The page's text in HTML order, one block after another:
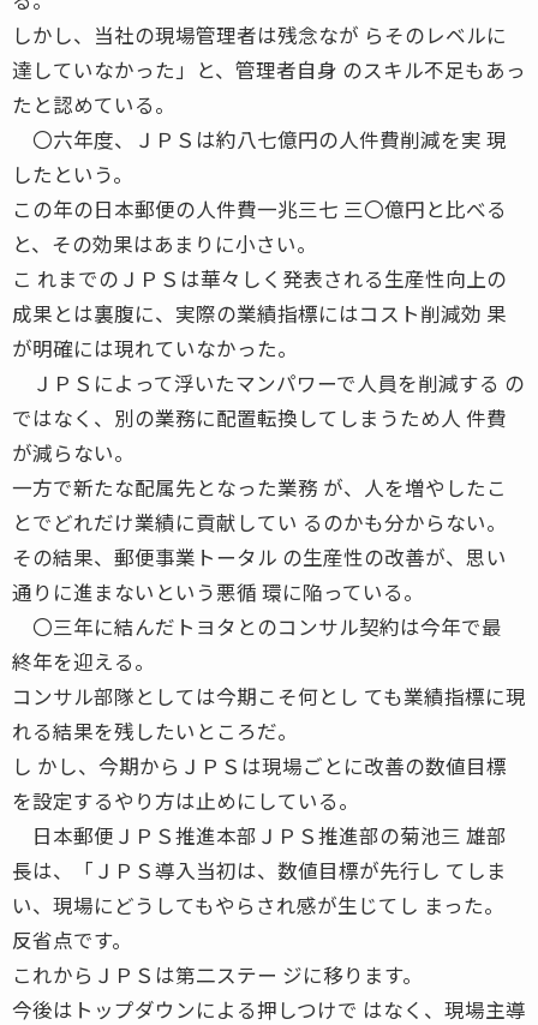
しかし、当社の現場管理者は残念なが らそのレベルに
達していなかった」と、管理者自身 のスキル不足もあっ
たと認めている。
〇六年度、ＪＰＳは約八七億円の人件費削減を実 現
したという。
この年の日本郵便の人件費一兆三七 三〇億円と比べる
と、その効果はあまりに小さい。
こ れまでのＪＰＳは華々しく発表される生産性向上の
成果とは裏腹に、実際の業績指標にはコスト削減効 果
が明確には現れていなかった。
ＪＰＳによって浮いたマンパワーで人員を削減する の
ではなく、別の業務に配置転換してしまうため人 件費
が減らない。
一方で新たな配属先となった業務 が、人を増やしたこ
とでどれだけ業績に貢献してい るのかも分からない。
その結果、郵便事業トータル の生産性の改善が、思い
通りに進まないという悪循 環に陥っている。
〇三年に結んだトヨタとのコンサル契約は今年で最
終年を迎える。
コンサル部隊としては今期こそ何とし ても業績指標に現
れる結果を残したいところだ。
し かし、今期からＪＰＳは現場ごとに改善の数値目標
を設定するやり方は止めにしている。
日本郵便ＪＰＳ推進本部ＪＰＳ推進部の菊池三 雄部
長は、「ＪＰＳ導入当初は、数値目標が先行し てしま
い、現場にどうしてもやらされ感が生じてし まった。
反省点です。
これからＪＰＳは第二ステー ジに移ります。
今後はトップダウンによる押しつけで はなく、現場主導